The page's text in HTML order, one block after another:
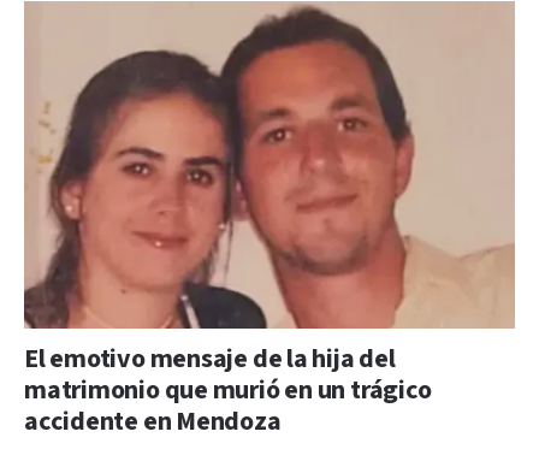
El emotivo mensaje de la hija del
matrimonio que murió en un trágico
accidente en Mendoza